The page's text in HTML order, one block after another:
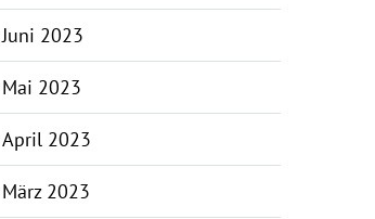
Juni 2023
Mai 2023
April 2023
März 2023